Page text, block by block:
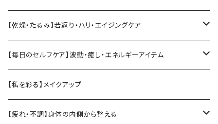
ソマチットククイ化粧品
ヴィーガンジェル
ククイウォーター・プレミアムウォーター
【乾燥・たるみ】若返り・ハリ・エイジングケア
【Vianne】シリーズ
【KIREI】シリーズ
MarUmi
【毎日のセルフケア】波動・癒し・エネルギーアイテム
テラヘルツ
温活・身体ケア
CBD
【私を彩る】メイクアップ
【疲れ・不調】身体の内側から整える